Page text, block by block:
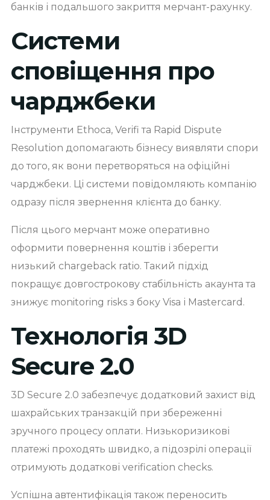
банків і подальшого закриття мерчант-рахунку.
Системи
сповіщення про
чарджбеки
Інструменти Ethoca, Verifi та Rapid Dispute
Resolution допомагають бізнесу виявляти спори
до того, як вони перетворяться на офіційні
чарджбеки. Ці системи повідомляють компанію
одразу після звернення клієнта до банку.
Після цього мерчант може оперативно
оформити повернення коштів і зберегти
низький chargeback ratio. Такий підхід
покращує довгострокову стабільність акаунта та
знижує monitoring risks з боку Visa і Mastercard.
Технологія 3D
Secure 2.0
3D Secure 2.0 забезпечує додатковий захист від
шахрайських транзакцій при збереженні
зручного процесу оплати. Низькоризикові
платежі проходять швидко, а підозрілі операції
отримують додаткові verification checks.
Успішна автентифікація також переносить